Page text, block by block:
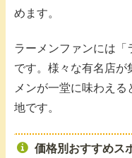
めます。
ラーメンファンには「
です。様々な有名店が
メンが一堂に味わえ
地です。
価格別おすすめス